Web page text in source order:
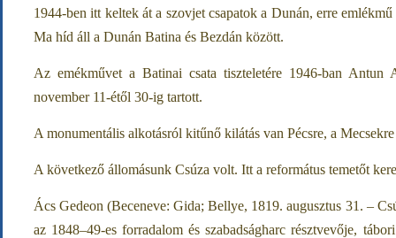
1944-ben itt keltek át a szovjet csapatok a Dunán, erre
Ma híd áll a Dunán Batina és Bezdán között.
Az emékművet a Batinai csata tiszteletére 1946-ban Antun
november 11-étől 30-ig tartott.
A monumentális alkotásról kitűnő kilátás van Pécsre, a
A következő állomásunk Csúza volt. Itt a református
Ács Gedeon (Beceneve: Gida; Bellye, 1819. augusztus 31. –
az 1848–49-es forradalom és szabadságharc résztvevője,